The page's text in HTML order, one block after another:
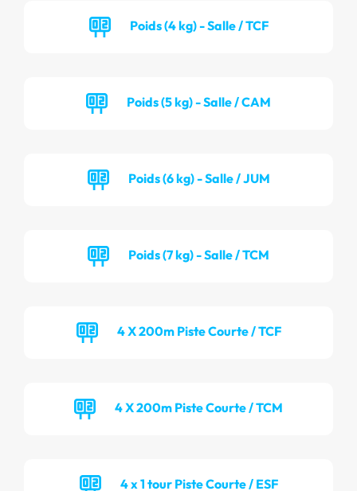
Poids (4 kg) - Salle / TCF
Poids (5 kg) - Salle / CAM
Poids (6 kg) - Salle / JUM
Poids (7 kg) - Salle / TCM
4 X 200m Piste Courte / TCF
4 X 200m Piste Courte / TCM
4 x 1 tour Piste Courte / ESF